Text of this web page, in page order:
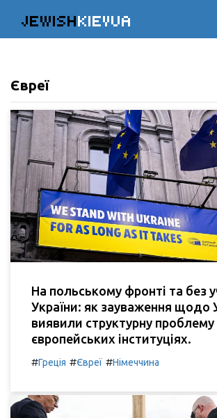
JEWISHKIEVUA
Євреї
На польському фронті та без
України: як зауваження щодо
виявили структурну проблему
європейських інституціях.
#Греція #Євреї #Німеччина